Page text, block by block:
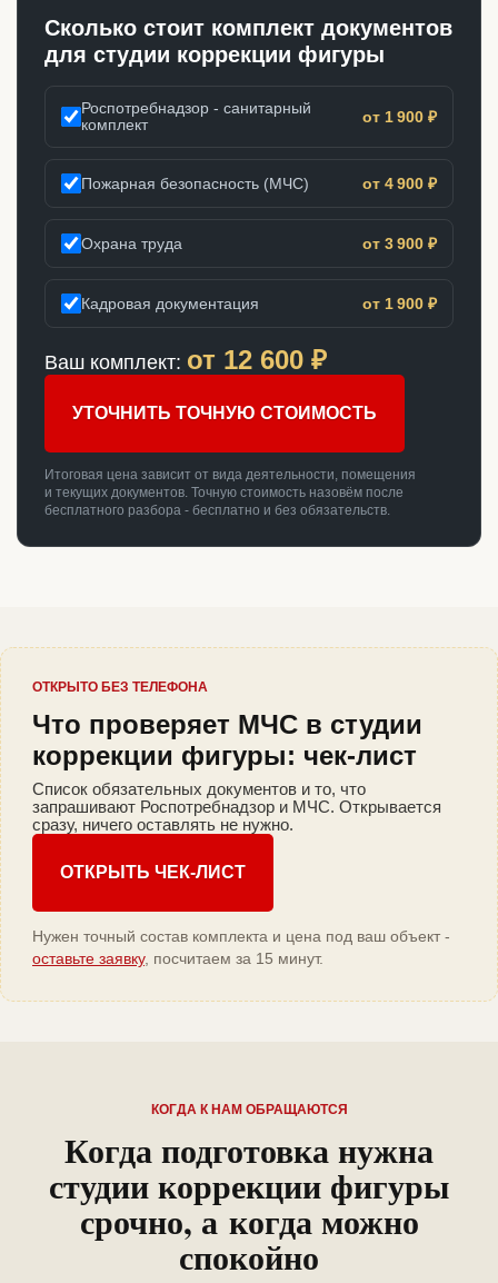
Сколько стоит комплект документов
для студии коррекции фигуры
Роспотребнадзор - санитарный
комплект
от 1 900 ₽
Пожарная безопасность (МЧС) от 4 900 ₽
Охрана труда от 3 900 ₽
Кадровая документация от 1 900 ₽
Ваш комплект: от 12 600 ₽
УТОЧНИТЬ ТОЧНУЮ СТОИМОСТЬ
Итоговая цена зависит от вида деятельности, помещения
и текущих документов. Точную стоимость назовём после
бесплатного разбора - бесплатно и без обязательств.
ОТКРЫТО БЕЗ ТЕЛЕФОНА
Что проверяет МЧС в студии
коррекции фигуры: чек-лист
Список обязательных документов и то, что
запрашивают Роспотребнадзор и МЧС. Открывается
сразу, ничего оставлять не нужно.
ОТКРЫТЬ ЧЕК-ЛИСТ
Нужен точный состав комплекта и цена под ваш объект -
оставьте заявку, посчитаем за 15 минут.
КОГДА К НАМ ОБРАЩАЮТСЯ
Когда подготовка нужна
студии коррекции фигуры
срочно, а когда можно
спокойно